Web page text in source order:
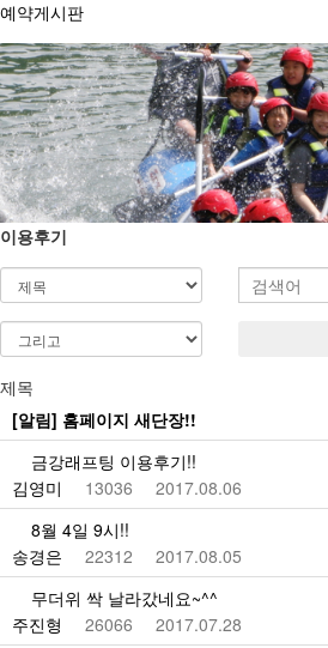
예약게시판
이용후기
제목
[알림] 홈페이지 새단장!!
금강래프팅 이용후기!!
김영미
13036
2017.08.06
8월 4일 9시!!
송경은
22312
2017.08.05
무더위 싹 날라갔네요~^^
주진형
26066
2017.07.28